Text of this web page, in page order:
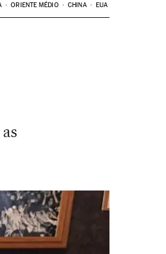
ORIENTE MÉDIO CHINA EUA